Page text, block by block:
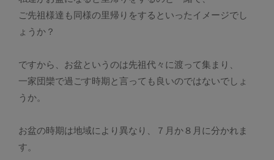
ご先祖様達も同様の里帰りをするといったイメージでし
ょうか？
ですから、お盆というのは先祖代々に渡って集まり、
一家団欒で過ごす時期と言っても良いのではないでしょ
うか。
お盆の時期は地域により異なり、７月か８月に分かれま
す。